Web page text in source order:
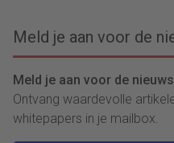
Meld je aan voor de
Meld je aan voor de
Ontvang waardevolle
whitepapers in je mailbox.